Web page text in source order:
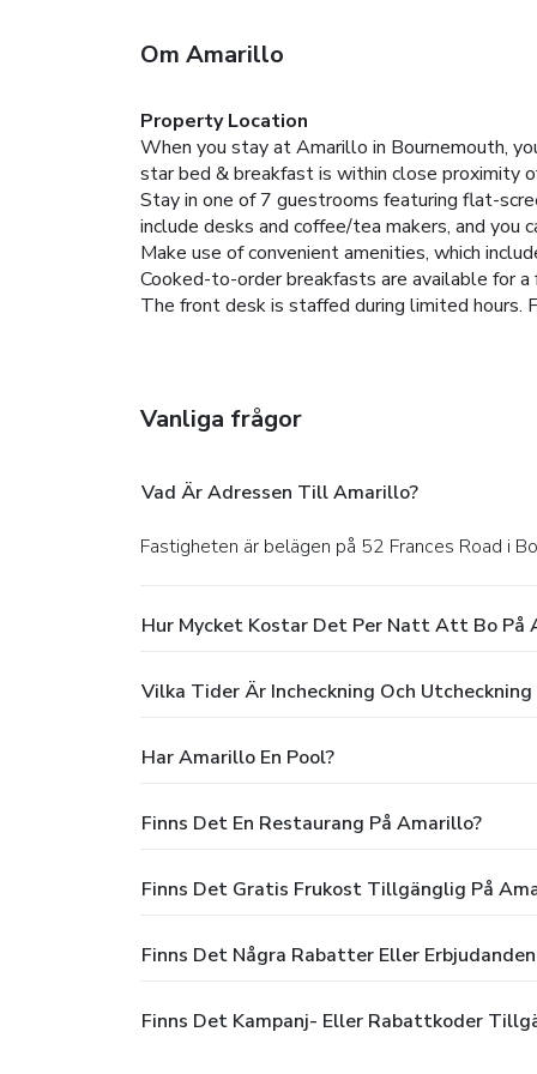
Om Amarillo
Property Location
When you stay at Amarillo in Bournemouth,
star bed & breakfast is within close proximity
Stay in one of 7 guestrooms featuring flat-
include desks and coffee/tea makers, and you
Make use of convenient amenities, which
Cooked-to-order breakfasts are available for a
The front desk is staffed during limited hours.
Vanliga frågor
Vad Är Adressen Till Amarillo?
Fastigheten är belägen på 52 Frances Road i
Hur Mycket Kostar Det Per Natt Att Bo På
Vilka Tider Är Incheckning Och
Har Amarillo En Pool?
Finns Det En Restaurang På Amarillo?
Finns Det Gratis Frukost Tillgänglig På
Finns Det Några Rabatter Eller
Finns Det Kampanj- Eller Rabattkoder